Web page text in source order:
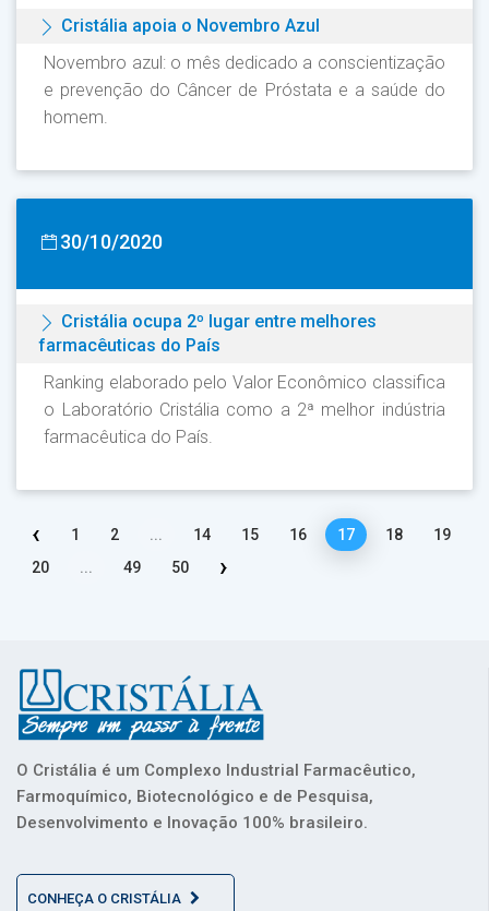
Cristália apoia o Novembro Azul
Novembro azul: o mês dedicado a conscientização
e prevenção do Câncer de Próstata e a saúde do
homem.
30/10/2020
Cristália ocupa 2º lugar entre melhores
farmacêuticas do País
Ranking elaborado pelo Valor Econômico classifica
o Laboratório Cristália como a 2ª melhor indústria
farmacêutica do País.
‹ 1 2 ... 14 15 16 17 18
19
20
... 49 50 ›
O Cristália é um Complexo Industrial Farmacêutico,
Farmoquímico, Biotecnológico e de Pesquisa,
Desenvolvimento e Inovação 100% brasileiro.
CONHEÇA O CRISTÁLIA